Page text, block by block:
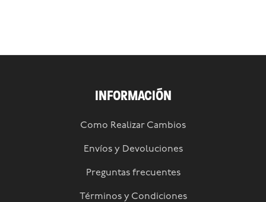
INFORMACIÓN
Como Realizar Cambios
Envíos y Devoluciones
Preguntas frecuentes
Términos y Condiciones